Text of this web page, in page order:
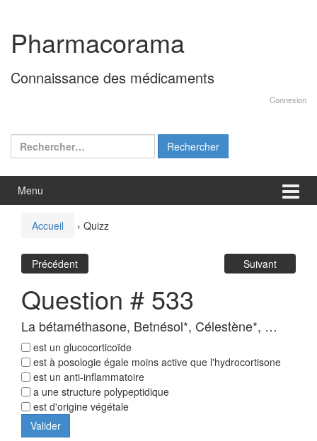
contenu
menu
principal
Pharmacorama
Connaissance des médicaments
Connexion
Rechercher :
Menu
Accueil › Quizz
Précédent Suivant
Question # 533
La bétaméthasone, Betnésol*, Célestène*, …
est un glucocorticoïde
est à posologie égale moins active que l'hydrocortisone
est un anti-inflammatoire
a une structure polypeptidique
est d'origine végétale